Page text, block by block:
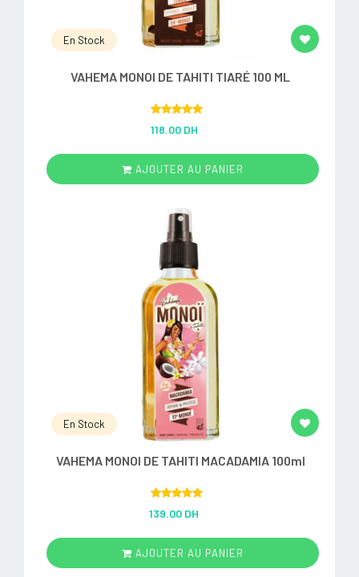
En Stock
VAHEMA MONOI DE TAHITI TIARÉ 100 ML
out of 5
118.00 DH
AJOUTER AU PANIER
En Stock
VAHEMA MONOI DE TAHITI MACADAMIA 100ml
out of 5
139.00 DH
AJOUTER AU PANIER